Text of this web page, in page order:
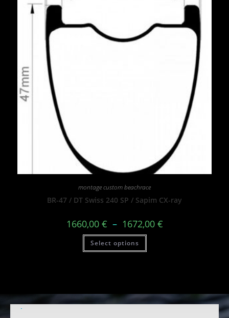
montage custom beachrace
BR-47 / DT Swiss 240 SP / Sapim CX-ray
1660,00 € – 1672,00 €
Select options